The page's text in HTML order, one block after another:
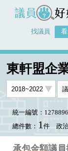
議員好好看
找議員
東軒盟企
統一編號：
總件數： 1件 政
承包金額議